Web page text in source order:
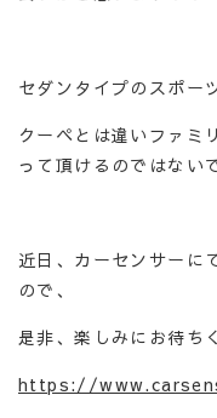
セダンタイプのスポー
クーペとは違いファミ
って頂けるのではない
近日、カーセンサーに
ので、
是非、楽しみにお待ち
https://